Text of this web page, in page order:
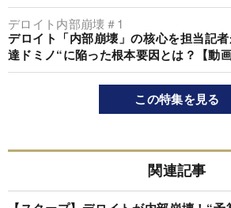
デロイト内部崩壊＃1
デロイト「内部崩壊」の核心を担当記
達ドミノ“に陥った根本要因とは？【動画
この特集を見る
関連記事